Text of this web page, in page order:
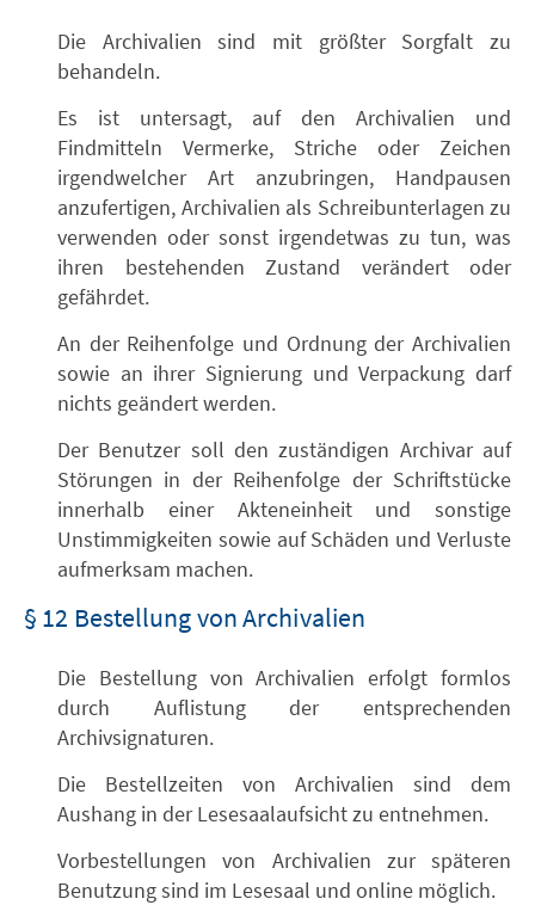
Die Archivalien sind mit größter Sorgfalt zu
behandeln.
Es ist untersagt, auf den Archivalien und
Findmitteln Vermerke, Striche oder Zeichen
irgendwelcher Art anzubringen, Handpausen
anzufertigen, Archivalien als Schreibunterlagen zu
verwenden oder sonst irgendetwas zu tun, was
ihren bestehenden Zustand verändert oder
gefährdet.
An der Reihenfolge und Ordnung der Archivalien
sowie an ihrer Signierung und Verpackung darf
nichts geändert werden.
Der Benutzer soll den zuständigen Archivar auf
Störungen in der Reihenfolge der Schriftstücke
innerhalb einer Akteneinheit und sonstige
Unstimmigkeiten sowie auf Schäden und Verluste
aufmerksam machen.
§ 12 Bestellung von Archivalien
Die Bestellung von Archivalien erfolgt formlos
durch Auflistung der entsprechenden
Archivsignaturen.
Die Bestellzeiten von Archivalien sind dem
Aushang in der Lesesaalaufsicht zu entnehmen.
Vorbestellungen von Archivalien zur späteren
Benutzung sind im Lesesaal und online möglich.